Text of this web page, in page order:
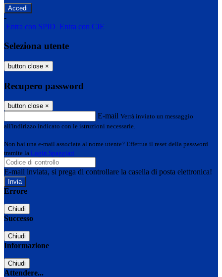
-
Entra con SPID Entra con CIE
Seleziona utente
button close ×
Recupero password
button close ×
E-mail Verrà inviato un messaggio
all'indirizzo indicato con le istruzioni necessarie.
Non hai una e-mail associata al nome utente? Effettua il reset della password
tramite la Login Spaggiari
E-mail inviata, si prega di controllare la casella di posta elettronica!
Errore
Chiudi
Successo
Chiudi
Informazione
Chiudi
Attendere...